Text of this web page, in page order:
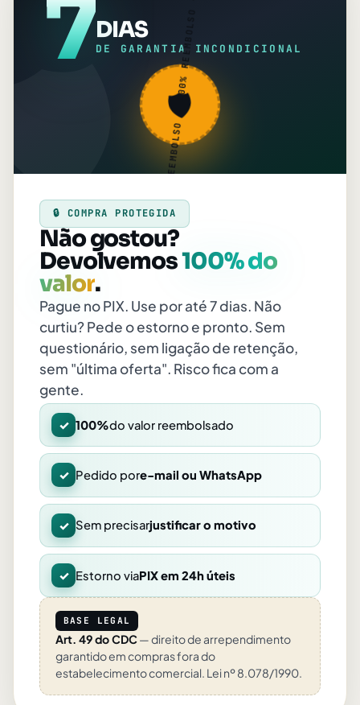
7DIAS
DE GARANTIA INCONDICIONAL
100% REEMBOLSO · 100% REEMBOLSO ·
🛡️
🔒 COMPRA PROTEGIDA
Não gostou?
Devolvemos100% do
valor.
Pague no PIX. Use por até 7 dias. Não
curtiu? Pede o estorno e pronto. Sem
questionário, sem ligação de retenção,
sem "última oferta". Risco fica com a
gente.
✓ 100%do valor reembolsado
✓ Pedido pore-mail ou WhatsApp
✓ Sem precisarjustificar o motivo
✓ Estorno viaPIX em 24h úteis
BASE LEGAL
Art. 49 do CDC— direito de arrependimento
garantido em compras fora do
estabelecimento comercial. Lei nº 8.078/1990.